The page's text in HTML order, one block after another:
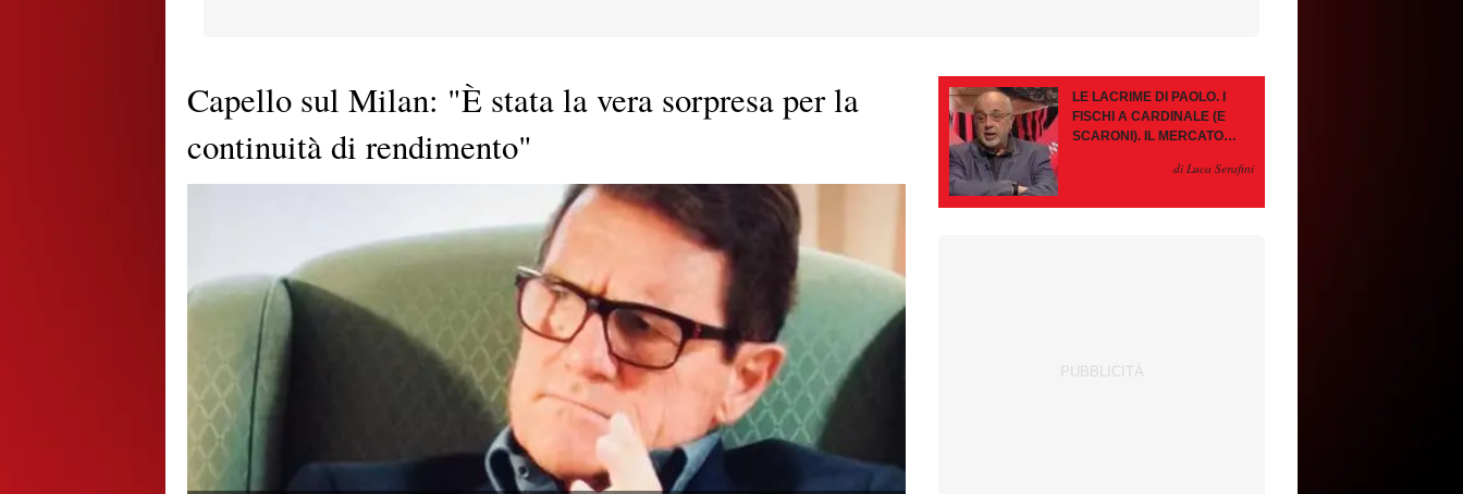
Capello sul Milan: "È stata la vera sorpresa per la
continuità di rendimento"
LE LACRIME DI PAOLO. I
FISCHI A CARDINALE (E
SCARONI). IL MERCATO
PAZIENZA, SE RESTA È
di Luca Serafini